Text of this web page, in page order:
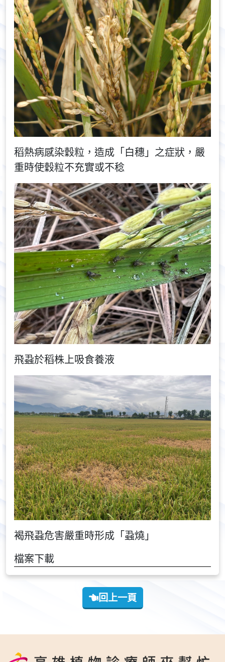
稻熱病感染穀粒，造成「白穗」之症狀，嚴
重時使穀粒不充實或不稔
飛蝨於稻株上吸食養液
褐飛蝨危害嚴重時形成「蝨燒」
檔案下載
回上一頁